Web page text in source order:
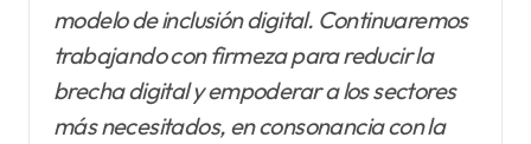
modelo de inclusión digital. Continuaremos
trabajando con firmeza para reducir la
brecha digital y empoderar a los sectores
más necesitados, en consonancia con la